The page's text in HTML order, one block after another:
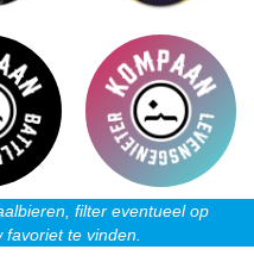
filter eventueel op
te vinden.